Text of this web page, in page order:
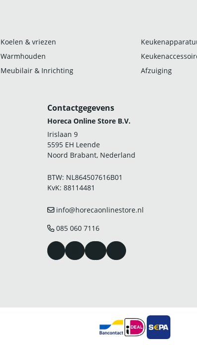
Koelen & vriezen
Warmhouden
Meubilair & Inrichting Afzuiging
Contactgegevens
Horeca Online Store B.V.
Irislaan 9
5595 EH Leende
Noord Brabant, Nederland
BTW: NL864507616B01
KvK: 88114481
info@horecaonlinestore.nl
085 060 7116